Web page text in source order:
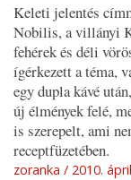
Keleti jelentés
Nobilis, a villányi
fehérek és déli
ígérkezett a téma,
egy dupla kávé
új élmények felé,
is szerepelt, ami
receptfüzetében.
zoranka 2010.